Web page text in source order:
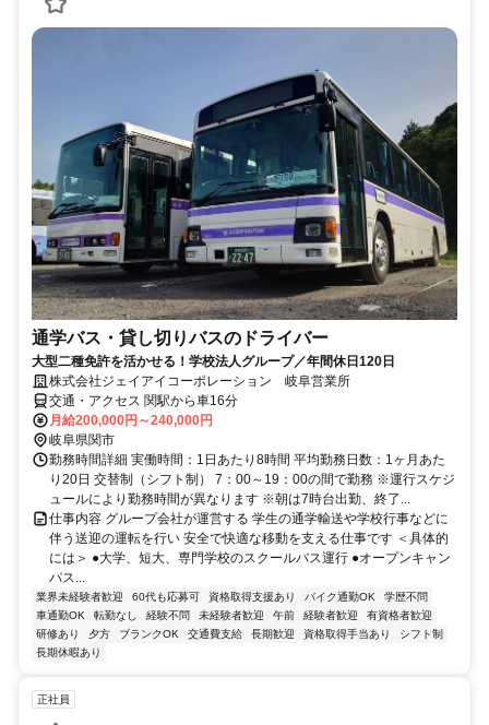
通学バス・貸し切りバスのドライバー
大型二種免許を活かせる！学校法人グループ／年間休日120日
株式会社ジェイアイコーポレーション 岐阜営業所
交通・アクセス 関駅から車16分
月給200,000円～240,000円
岐阜県関市
勤務時間詳細 実働時間：1日あたり8時間 平均勤務日数：1ヶ月あた
り20日 交替制（シフト制） 7：00～19：00の間で勤務 ※運行スケジ
ュールにより勤務時間が異なります ※朝は7時台出勤、終了...
仕事内容 グループ会社が運営する 学生の通学輸送や学校行事などに
伴う送迎の運転を行い 安全で快適な移動を支える仕事です ＜具体的
には＞ ●大学、短大、専門学校のスクールバス運行 ●オープンキャン
パス...
業界未経験者歓迎 60代も応募可 資格取得支援あり バイク通勤OK
学歴不問
車通勤OK
転勤なし 経験不問 未経験者歓迎 午前 経験者歓迎
有資格者歓迎
研修あり
夕方 ブランクOK 交通費支給 長期歓迎 資格取得手当あり
シフト制
長期休暇あり
正社員